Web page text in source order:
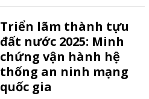
thống viễn thông, gây ra thiệt hại
lớn về tài chính và uy tín của nhà
mạng. Tại Việt Nam, các nhà mạng
cũng đang đẩy mạnh đầu tư cho an
ninh mạng trong bối cảnh Chính
Triển lãm thành tựu
đất nước 2025: Minh
chứng vận hành hệ
thống an ninh mạng
quốc gia